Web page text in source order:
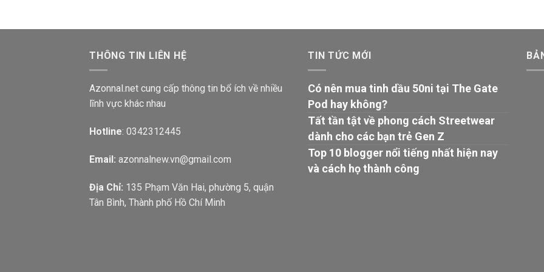
THÔNG TIN LIÊN HỆ
Azonnal.net cung cấp thông tin bổ ích về nhiều
lĩnh vực khác nhau
Hotline: 0342312445
Email: azonnalnew.vn@gmail.com
Địa Chỉ: 135 Phạm Văn Hai, phường 5, quận
Tân Bình, Thành phố Hồ Chí Minh
TIN TỨC MỚI
Có nên mua tinh dầu 50ni tại The Gate
Pod hay không?
Tất tần tật về phong cách Streetwear
dành cho các bạn trẻ Gen Z
Top 10 blogger nổi tiếng nhất hiện nay
và cách họ thành công